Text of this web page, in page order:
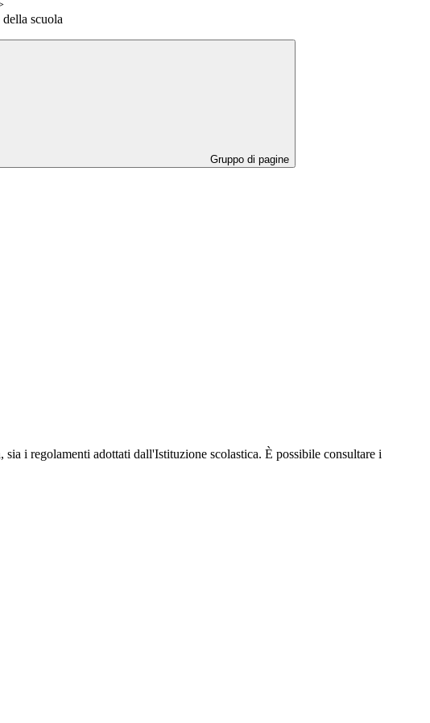
scuola
Gruppo di pagine
i regolamenti adottati dall'Istituzione scolastica. È possibile consultare i